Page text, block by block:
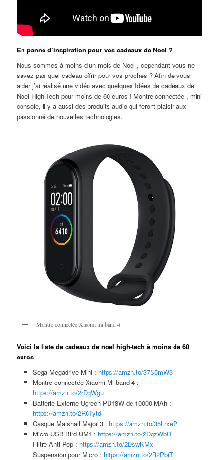
En panne d’inspiration pour vos cadeaux de Noel ?
Nous sommes à moins d’un mois de Noel , cependant vous ne
savez pas quel cadeau offrir pour vos proches ? Afin de vous
aider j’ai réalisé une vidéo avec quelques Idées de cadeaux de
Noel High-Tech pour moins de 60 euros ! Montre connectée , mini
console, il y a aussi des produits audio qui feront plaisir aux
passionné de nouvelles technologies.
Montre connectée Xiaomi mi band 4
Voici la liste de cadeaux de noel high-tech à moins de 60
euros
Sega Megadrive Mini : https://amzn.to/37S5mW3
Montre connectée Xiaomi Mi-band 4 :
https://amzn.to/2rDqWgu
Batterie Externe Ugreen PD18W de 10000 MAh :
https://amzn.to/2R6Tytd
Casque Marshall Major 3 : https://amzn.to/35LrxeP
Micro USB Bird UM1 : https://amzn.to/2DqzWbD
Filtre Anti-Pop : https://amzn.to/2DswKMx
Suspension pour Micro : https://amzn.to/2R2PbiT